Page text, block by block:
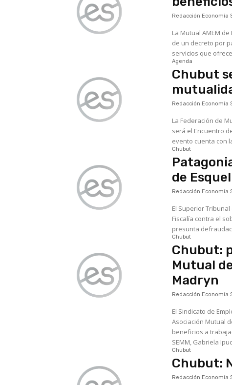
Redacción Economía
La Mutual AMEM
de un decreto por
servicios que
Agenda
Chubut
Redacción Economía
La Federación de
será el Encuentro
evento cuenta con
Chubut
de Esquel
Redacción Economía
El Superior
Fiscalía contra el
presunta
Chubut
Chubut:
Mutual
Madryn
Redacción Economía
El Sindicato de
Asociación Mutual
beneficios a trabajadores
SEMM, Gabriela
Chubut
Chubut:
Redacción Economía